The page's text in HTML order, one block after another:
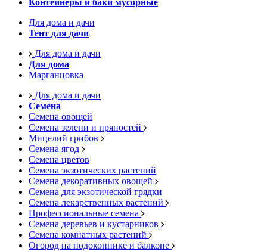
Контейнеры и баки мусорные
Для дома и дачи
Тент для дачи
Для дома и дачи
Для дома
Марганцовка
Для дома и дачи
Семена
Семена овощей
Семена зелени и пряностей
Мицелий грибов
Семена ягод
Семена цветов
Семена экзотических растений
Семена декоративных овощей
Семена для экзотической грядки
Семена лекарственных растений
Профессиональные семена
Семена деревьев и кустарников
Семена комнатных растений
Огород на подоконнике и балконе